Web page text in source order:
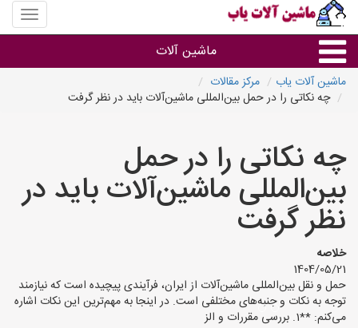
منوی
سایت
آلات
ماشین آلات
ماشین آلات
سایر گروه ها
ماشین آلات
ماشین آلات یاب
مرکز مقالات
چه نکاتی را در حمل بین‌المللی ماشین‌آلات باید در نظر گرفت
چه نکاتی را در حمل
بین‌المللی ماشین‌آلات باید در
نظر گرفت
خلاصه
1404/05/21
حمل و نقل بین‌المللی ماشین‌آلات از ایران، فرآیندی پیچیده است که نیازمند
توجه به نکات و جنبه‌های مختلفی است. در اینجا به مهم‌ترین این نکات اشاره
می‌کنم: **1. بررسی مقررات و الز